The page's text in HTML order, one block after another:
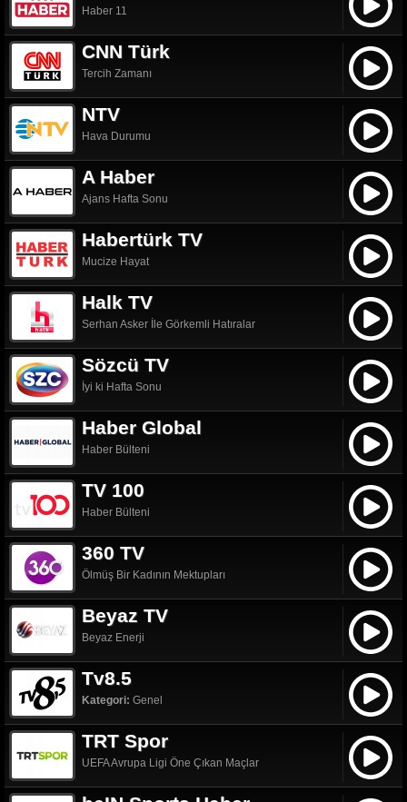
Haber 11
CNN Türk
Tercih Zamanı
NTV
Hava Durumu
A Haber
Ajans Hafta Sonu
Habertürk TV
Mucize Hayat
Halk TV
Serhan Asker İle Görkemli Hatıralar
Sözcü TV
İyi ki Hafta Sonu
Haber Global
Haber Bülteni
TV 100
Haber Bülteni
360 TV
Ölmüş Bir Kadının Mektupları
Beyaz TV
Beyaz Enerji
Tv8.5
Kategori: Genel
TRT Spor
UEFA Avrupa Ligi Öne Çıkan Maçlar